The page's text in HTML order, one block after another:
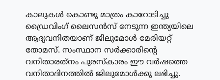
കാലുകള്‍ കൊണ്ടു മാത്രം കാറോടിച്ചു
ഡ്രൈവിംഗ് ലൈസന്‍സ് നേടുന്ന ഇന്ത്യയിലെ
ആദ്യവനിതയാണ് ജിലുമോള്‍ മേരിയറ്റ്
തോമസ്. സംസ്ഥാന സര്‍ക്കാരിന്റെ
വനിതാരത്‌നം പുരസ്‌കാരം ഈ വര്‍ഷത്തെ
വനിതാദിനത്തില്‍ ജിലുമോള്‍ക്കു ലഭിച്ചു.